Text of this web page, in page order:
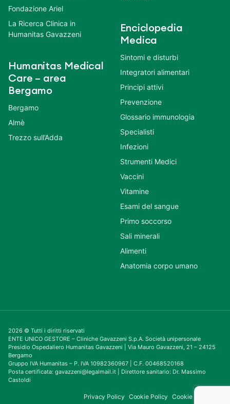
Fondazione Ariel
La Ricerca Clinica in
Humanitas Gavazzeni
Humanitas Medical
Care – area
Bergamo
Bergamo
Almè
Trezzo sull’Adda
Enciclopedia
Medica
Sintomi e disturbi
Integratori alimentari
Principi attivi
Prevenzione
Glossario immunologia
Specialisti
Infezioni
Strumenti Medici
Vaccini
Vitamine
Esami del sangue
Primo soccorso
Sali minerali
Alimenti
Anatomia corpo umano
2026 © Tutti i diritti riservati
ENTE UNICO GESTORE – Cliniche Gavazzeni S.p.A. Società unipersonale
Presidio Ospedaliero Humanitas Gavazzeni | Via Mauro Gavazzeni, 21 – 24125
Bergamo
Gruppo IVA Humanitas – P. IVA 10982360967 | C.F. 00468520168
Posta certificata: gavazzeni@legalmail.it | Direttore sanitario: Dr. Massimo
Castoldi
Privacy Policy Cookie Policy Cookie Consent